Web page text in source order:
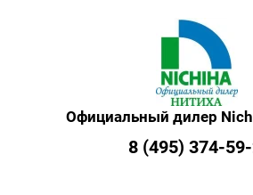
Официальный дилер
8 (495) 374-